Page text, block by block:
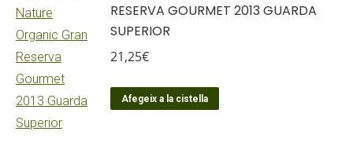
RESERVA GOURMET 2013 GUARDA
SUPERIOR
21,25€
Afegeix a la cistella